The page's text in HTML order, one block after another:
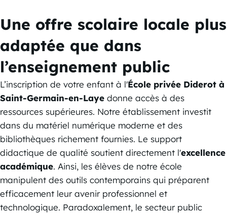
Une offre scolaire locale plus
adaptée que dans
l’enseignement public
L’inscription de votre enfant à l'École privée Diderot à
Saint-Germain-en-Laye donne accès à des
ressources supérieures. Notre établissement investit
dans du matériel numérique moderne et des
bibliothèques richement fournies. Le support
didactique de qualité soutient directement l'excellence
académique. Ainsi, les élèves de notre école
manipulent des outils contemporains qui préparent
efficacement leur avenir professionnel et
technologique. Paradoxalement, le secteur public